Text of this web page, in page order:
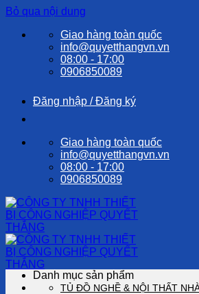
Bỏ qua nội dung
Giao hàng toàn quốc
info@quyetthangvn.vn
08:00 - 17:00
0906850089
Đăng nhập / Đăng ký
Giao hàng toàn quốc
info@quyetthangvn.vn
08:00 - 17:00
0906850089
Danh mục sản phẩm
TỦ ĐỒ NGHỀ & NỘI THẤT